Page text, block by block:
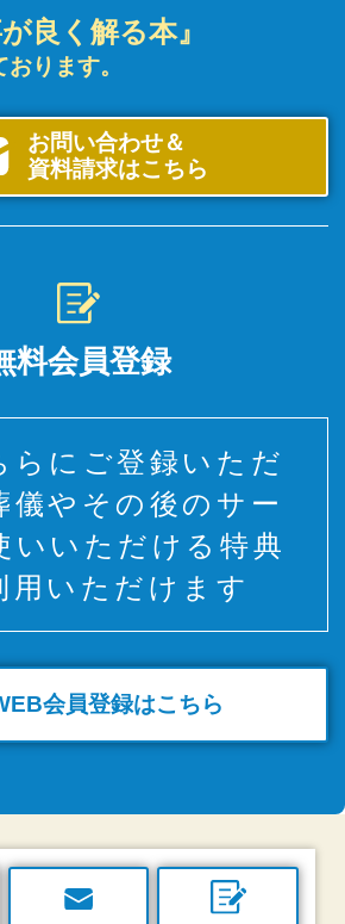
良く解る本』
ります。
お問い合わせ＆
資料請求はこちら
料会員登録
らにご登録いただ
儀やその後のサー
いいただける特典
用いただけます
会員登録はこちら